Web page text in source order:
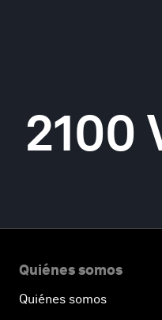
2100
Quiénes somos
Quiénes somos